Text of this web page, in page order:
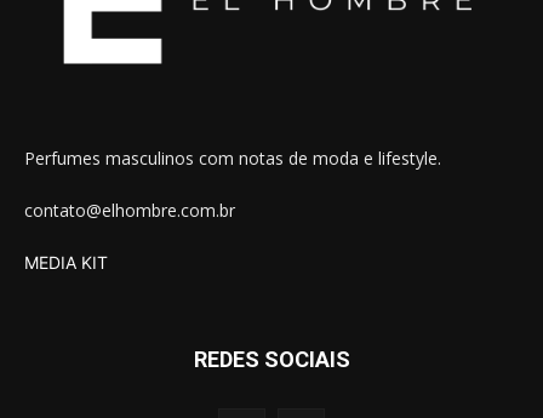
Perfumes masculinos com notas de moda e lifestyle.
contato@elhombre.com.br
MEDIA KIT
REDES SOCIAIS